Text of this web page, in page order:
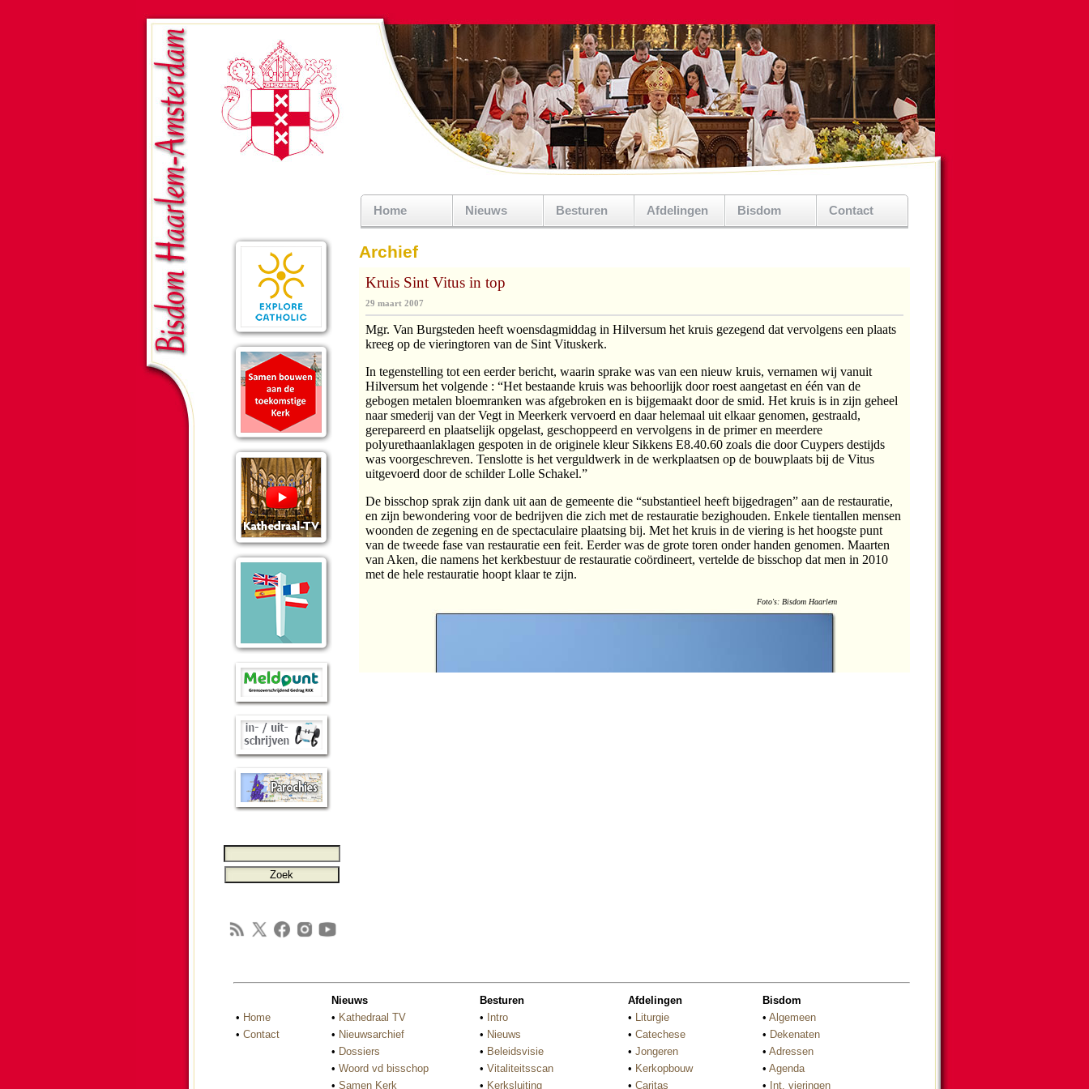
Home Nieuws Besturen Afdelingen Bisdom Contact
Archief
• Home
• Contact
Nieuws
• Kathedraal TV
• Nieuwsarchief
• Dossiers
• Woord vd bisschop
• Samen Kerk
Besturen
• Intro
• Nieuws
• Beleidsvisie
• Vitaliteitsscan
• Kerksluiting
Afdelingen
• Liturgie
• Catechese
• Jongeren
• Kerkopbouw
• Caritas
Bisdom
• Algemeen
• Dekenaten
• Adressen
• Agenda
• Int. vieringen